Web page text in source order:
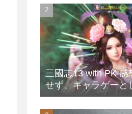
三國志13 with PK 感
せず、キャラゲーと